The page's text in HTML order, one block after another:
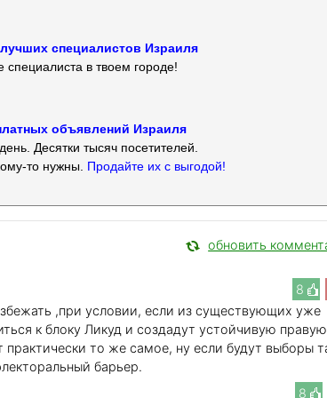
специалистов Израиля
специалиста в твоем городе!
объявлений Израиля
Десятки тысяч посетителей.
то нужны. Продайте их с выгодой!
обновить
8
,при условии, если из существующих уже
к блоку Ликуд и создадут устойчивую правую
то же самое, ну если будут выборы
барьер.
8